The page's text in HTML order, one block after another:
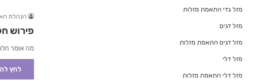
הנהלת
פירוש
מה אומר
לחץ
מזל גדי התאמת מזלות
מזל דגים
מזל דגים התאמת מזלות
מזל דלי
מזל דלי התאמת מזלות